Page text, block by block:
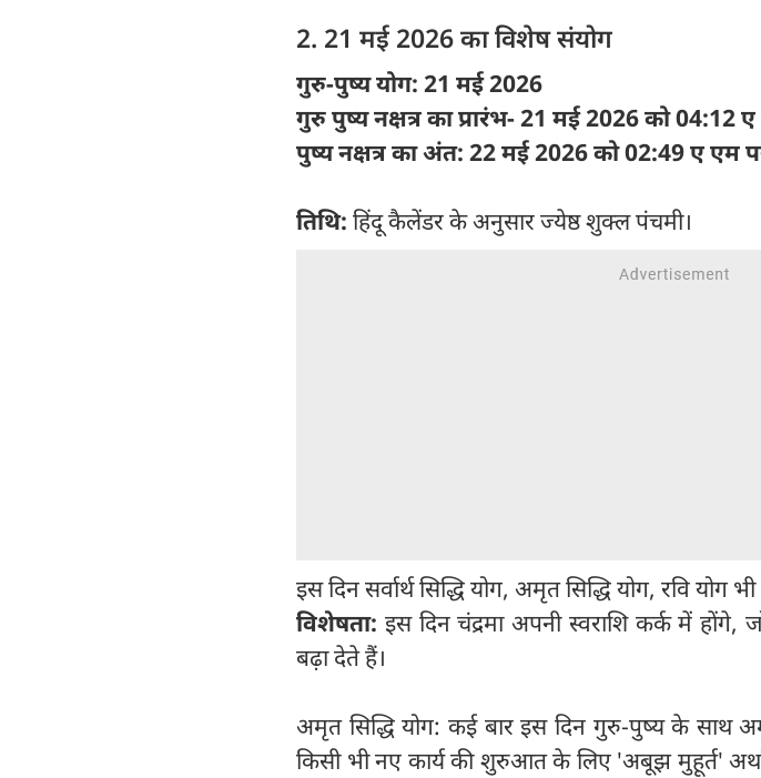
2. 21 मई 2026 का विशेष संयोग
गुरु-पुष्य योग: 21 मई 2026
गुरु पुष्य नक्षत्र का प्रारंभ- 21 मई 2026 को 04:12
पुष्य नक्षत्र का अंत: 22 मई 2026 को 02:49 ए एम
तिथि: हिंदू कैलेंडर के अनुसार ज्येष्ठ शुक्ल पंचमी।
इस दिन सर्वार्थ सिद्धि योग, अमृत सिद्धि योग, रवि योग
विशेषता: इस दिन चंद्रमा अपनी स्वराशि कर्क में होंगे,
बढ़ा देते हैं।
अमृत सिद्धि योग: कई बार इस दिन गुरु-पुष्य के साथ
किसी भी नए कार्य की शुरुआत के लिए 'अबूझ मुहूर्त'